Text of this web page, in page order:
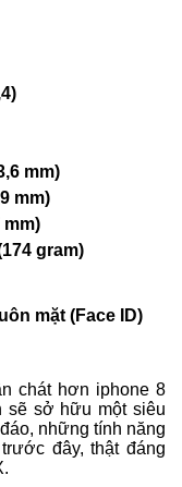
mm)
mm)
mm)
gram)
mặt (Face ID)
chát hơn iphone 8
sẽ sở hữu một siêu
những tính năng
đây, thật đáng